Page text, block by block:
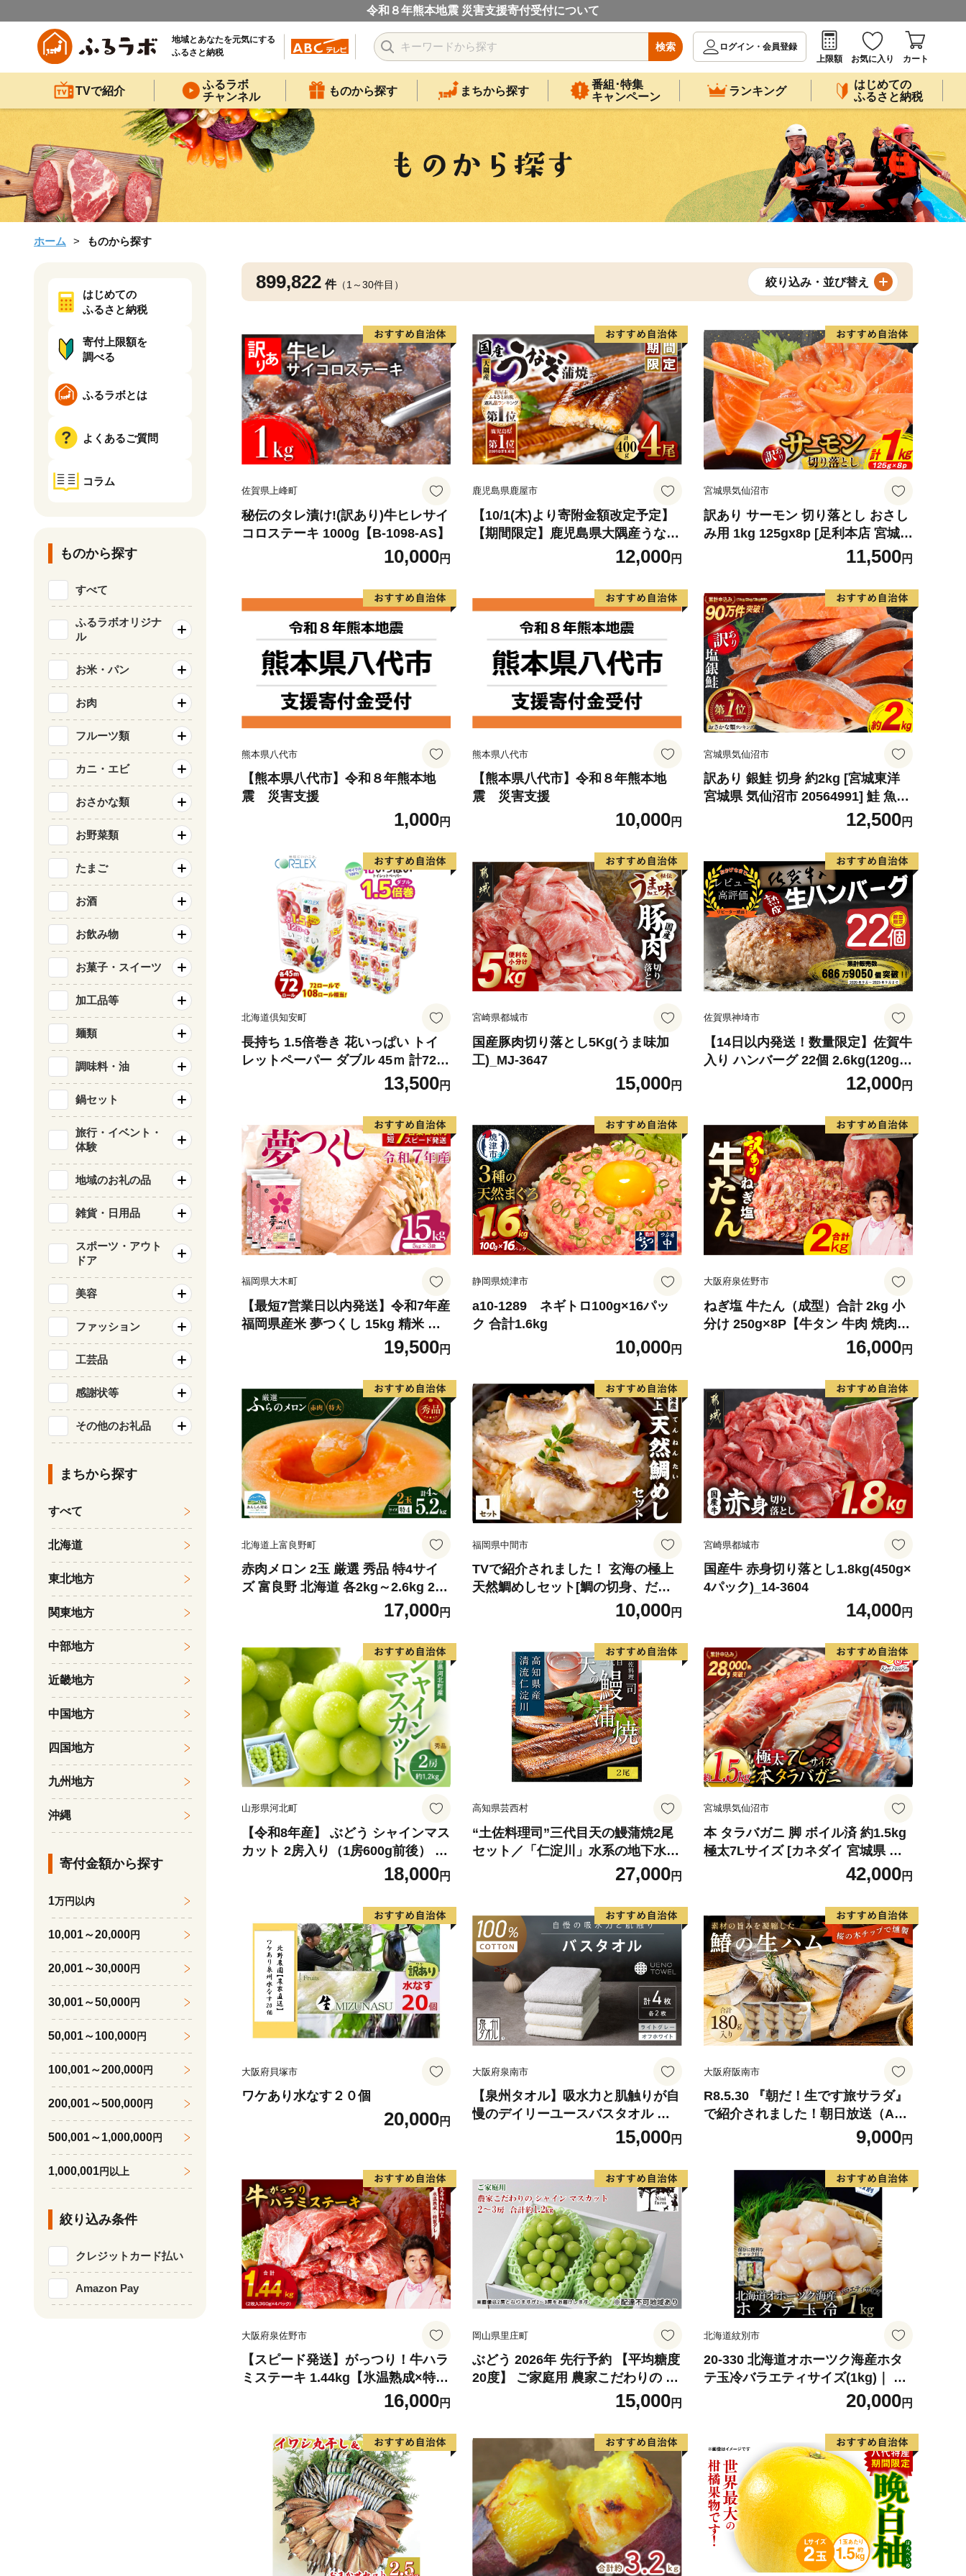
令和８年熊本地震 災害支援寄付受付について
地域とあなたを元気にする
ふるさと納税
検索
ログイン・会員登録
上限額
お気に入り カート
TVで紹介
ふるラボ
チャンネル
ものから探す まちから探す
番組･特集
キャンペーン
ランキング
はじめての
ふるさと納税
ホーム ものから探す
899,822 件（1～30件目） 絞り込み・並び替え
佐賀県上峰町
秘伝のタレ漬け!(訳あり)牛ヒレサイ
コロステーキ 1000g【B-1098-AS】
10,000円
鹿児島県鹿屋市
【10/1(木)より寄附金額改定予定】
【期間限定】鹿児島県大隅産うなぎ
蒲焼4尾（400g） KN007-023
12,000円
宮城県気仙沼市
訳あり サーモン 切り落とし おさし
み用 1kg 125gx8p [足利本店 宮城県
気仙沼市 20564313] 魚 魚介類 鮭 お
刺し身 刺し身 刺身 生 生食 個包装
チリ銀鮭 銀鮭 海鮮 海鮮丼 魚介
11,500円
熊本県八代市
【熊本県八代市】令和８年熊本地
震 災害支援
1,000円
熊本県八代市
【熊本県八代市】令和８年熊本地
震 災害支援
10,000円
宮城県気仙沼市
訳あり 銀鮭 切身 約2kg [宮城東洋
宮城県 気仙沼市 20564991] 鮭 魚介
類 海鮮 訳アリ 規格外 不揃い さけ
サケ 鮭切身 シャケ 切り身 冷凍 家
庭用 おかず 弁当 支援 サーモン 銀
鮭切り身 魚 わけあり
12,500円
北海道倶知安町
長持ち 1.5倍巻き 花いっぱい トイ
レットペーパー ダブル 45ｍ 計72ロ
ール 全18種 花柄 プリント ハーブ
香り付き 日本製 まとめ買い 防災 常
備品 ペーパー エコ 日用雑貨 消耗品
備蓄 送料無料 北海道 倶知安町 日用
品
13,500円
宮崎県都城市
国産豚肉切り落とし5Kg(うま味加
工)_MJ-3647
15,000円
佐賀県神埼市
【14日以内発送！数量限定】佐賀牛
入り ハンバーグ 22個 2.6kg(120g×
22個)【佐賀牛 黒毛和牛 ブランド牛
九州 ハンバーグ 牛肉 豚肉 国産 お
弁当 おかず 惣菜 おすすめ 人気】(H
083106)
12,000円
福岡県大木町
【最短7営業日以内発送】令和7年産
福岡県産米 夢つくし 15kg 精米 ※
北海道・沖縄・離島は配送不可
19,500円
静岡県焼津市
a10-1289 ネギトロ100g×16パッ
ク 合計1.6kg
10,000円
大阪府泉佐野市
ねぎ塩 牛たん（成型）合計 2kg 小
分け 250g×8P【牛タン 牛肉 焼肉用
薄切り 訳あり サイズ不揃い】
16,000円
北海道上富良野町
赤肉メロン 2玉 厳選 秀品 特4サイ
ズ 富良野 北海道 各2kg～2.6kg 2玉
セット ファーム富良野 メロン めろ
ん 果物 くだもの フルーツ デザート
旬の果物 旬のフルーツ
17,000円
福岡県中間市
TVで紹介されました！ 玄海の極上
天然鯛めしセット[鯛の切身、だし
汁、鯛茶漬け用だし]【010-0001】
10,000円
宮崎県都城市
国産牛 赤身切り落とし1.8kg(450g×
4パック)_14-3604
14,000円
山形県河北町
【令和8年産】 ぶどう シャインマス
カット 2房入り（1房600g前後） 秀
品 山形県河北町産【山形eLab】 ka
18,000円
高知県芸西村
“土佐料理司”三代目天の鰻蒲焼2尾
セット／「仁淀川」水系の地下水使
用 完全無投薬養殖 国産・高知県産
〈高知市共通返礼品〉うなぎ 真空
パック （ウナギう・たれセット）
27,000円
宮城県気仙沼市
本 タラバガニ 脚 ボイル済 約1.5kg
極太7Lサイズ [カネダイ 宮城県 気
仙沼市 20564326] カニ かに 蟹 たら
ばがに たらば蟹 タラバ蟹 たらば タ
42,000円
大阪府貝塚市
ワケあり水なす２０個
20,000円
大阪府泉南市
【泉州タオル】吸水力と肌触りが自
慢のデイリーユースバスタオル オ
フホワイト・ライトグレー 4枚【配
送不可地域：北海道・沖縄・離島】
15,000円
大阪府阪南市
R8.5.30 『朝だ！生です旅サラダ』
で紹介されました！朝日放送（ABC
テレビ） 鰆の生ハム ×3パック（1
パックあたり、約15g × 約4枚入）
さわら 燻製 熟成
9,000円
大阪府泉佐野市
【スピード発送】がっつり！牛ハラ
ミステーキ 1.44kg【氷温熟成×特製
ダレ 小分け 360g×4パック 牛肉 す
てーき 焼くだけ 味付き 訳あり 不揃
い 焼肉 BBQ】
16,000円
岡山県里庄町
ぶどう 2026年 先行予約 【平均糖度
20度】 ご家庭用 農家こだわりの シ
ャイン マスカット 2～3房 合計約1.
2kg ブドウ 葡萄 岡山県産 国産 フル
ーツ 果物 【 Nini farm 農家 直送 】
15,000円
北海道紋別市
20-330 北海道オホーツク海産ホタ
テ玉冷バラエティサイズ(1kg)｜ 訳
20,000円
はじめての
ふるさと納税
寄付上限額を
調べる
ふるラボとは
よくあるご質問
コラム
ものから探す
すべて
ふるラボオリジナ
ル
お米・パン
お肉
フルーツ類
カニ・エビ
おさかな類
お野菜類
たまご
お酒
お飲み物
お菓子・スイーツ
加工品等
麺類
調味料・油
鍋セット
旅行・イベント・
体験
地域のお礼の品
雑貨・日用品
スポーツ・アウト
ドア
美容
ファッション
工芸品
感謝状等
その他のお礼品
まちから探す
すべて
北海道
東北地方
関東地方
中部地方
近畿地方
中国地方
四国地方
九州地方
沖縄
寄付金額から探す
1万円以内
10,001～20,000円
20,001～30,000円
30,001～50,000円
50,001～100,000円
100,001～200,000円
200,001～500,000円
500,001～1,000,000円
1,000,001円以上
絞り込み条件
クレジットカード払い
Amazon Pay